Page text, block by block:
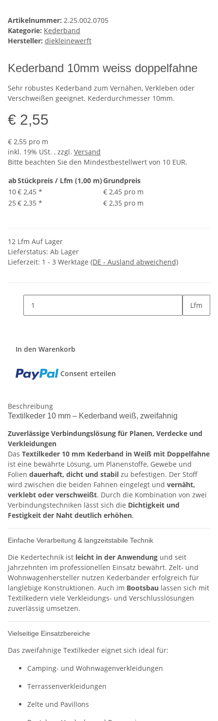
Artikelnummer: 2.25.002.0705
Kategorie: Kederband
Hersteller: diekleinewerft
Kederband 10mm weiss doppelfahne
Sehr robustes Kederband zum Vernähen, Verkleben oder
Verschweißen geeignet. Kederdurchmesser 10mm.
€ 2,55
€ 2,55 pro m
inkl. 19% USt. , zzgl. Versand
Bitte beachten Sie den Mindestbestellwert von 10 EUR.
abStückpreis / Lfm (1,00 m)Grundpreis
10€ 2,45 *
€ 2,45 pro m
25 € 2,35 * € 2,35 pro m
12 Lfm Auf Lager
Lieferstatus: Ab Lager
Lieferzeit: 1 - 3 Werktage (DE - Ausland abweichend)
Lfm
In den Warenkorb
Consent erteilen
Beschreibung
Textilkeder 10 mm – Kederband weiß, zweifahnig
Zuverlässige Verbindungslösung für Planen, Verdecke und
Verkleidungen
Das Textilkeder 10 mm Kederband in Weiß mit Doppelfahne
ist eine bewährte Lösung, um Planenstoffe, Gewebe und
Folien dauerhaft, dicht und stabil zu befestigen. Der Stoff
wird zwischen die beiden Fahnen eingelegt und vernäht,
verklebt oder verschweißt. Durch die Kombination von zwei
Verbindungstechniken lässt sich die Dichtigkeit und
Festigkeit der Naht deutlich erhöhen.
Einfache Verarbeitung & langzeitstabile Technik
Die Kedertechnik ist leicht in der Anwendung und seit
Jahrzehnten im professionellen Einsatz bewährt. Zelt- und
Wohnwagenhersteller nutzen Kederbänder erfolgreich für
langlebige Konstruktionen. Auch im Bootsbau lassen sich mit
Textilkedern viele Verkleidungs- und Verschlusslösungen
zuverlässig umsetzen.
Vielseitige Einsatzbereiche
Das zweifahnige Textilkeder eignet sich ideal für:
Camping- und Wohnwagenverkleidungen
Terrassenverkleidungen
Zelte und Pavillons